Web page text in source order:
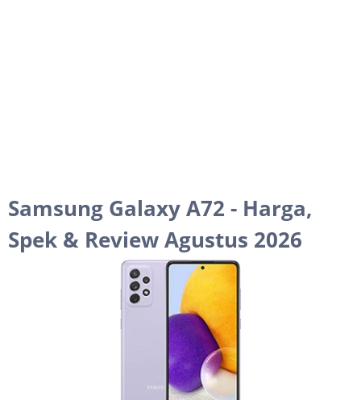
Samsung Galaxy A72 - Harga,
Spek & Review Agustus 2026